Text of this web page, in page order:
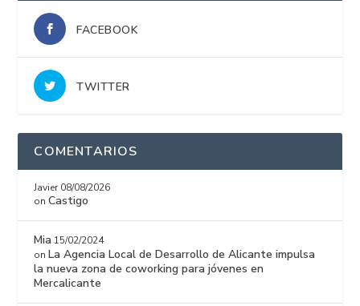
FACEBOOK
TWITTER
COMENTARIOS
Javier 08/08/2026
onCastigo
Mia 15/02/2024
onLa Agencia Local de Desarrollo de Alicante impulsa
la nueva zona de coworking para jóvenes en
Mercalicante